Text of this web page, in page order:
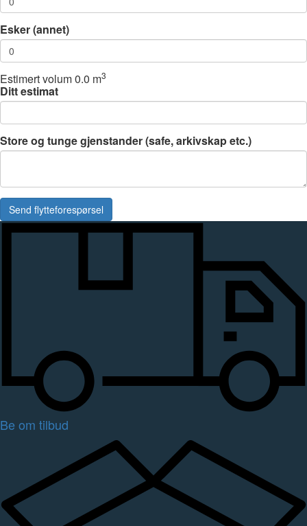
Esker (annet)
Estimert volum0.0 m3
Ditt estimat
Store og tunge gjenstander (safe, arkivskap etc.)
Be om tilbud